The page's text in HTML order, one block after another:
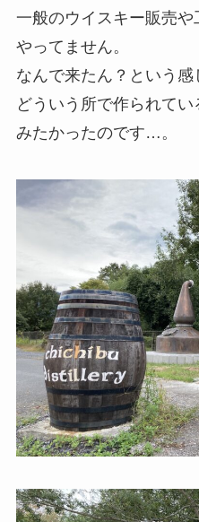
一般のウイスキー販売
やってません。
なんで来たん？という感
どういう所で作られて
みたかったのです…。